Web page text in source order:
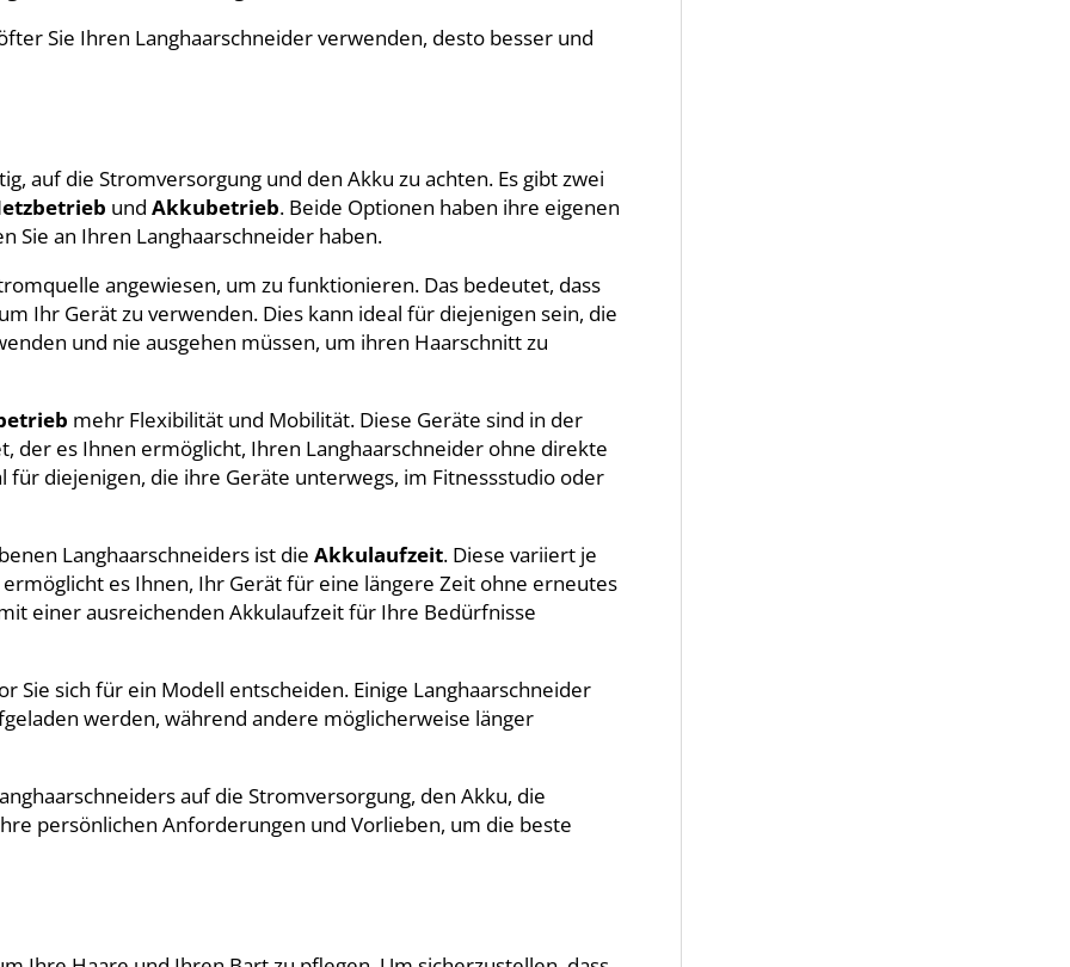
Sie Ihren Langhaarschneider verwenden, desto besser und
auf die Stromversorgung und den Akku zu achten. Es gibt zwei
und Akkubetrieb. Beide Optionen haben ihre eigenen
Sie an Ihren Langhaarschneider haben.
angewiesen, um zu funktionieren. Das bedeutet, dass
Ihr Gerät zu verwenden. Dies kann ideal für diejenigen sein, die
und nie ausgehen müssen, um ihren Haarschnitt zu
mehr Flexibilität und Mobilität. Diese Geräte sind in der
der es Ihnen ermöglicht, Ihren Langhaarschneider ohne direkte
diejenigen, die ihre Geräte unterwegs, im Fitnessstudio oder
Langhaarschneiders ist die Akkulaufzeit. Diese variiert je
es Ihnen, Ihr Gerät für eine längere Zeit ohne erneutes
einer ausreichenden Akkulaufzeit für Ihre Bedürfnisse
Sie sich für ein Modell entscheiden. Einige Langhaarschneider
werden, während andere möglicherweise länger
auf die Stromversorgung, den Akku, die
persönlichen Anforderungen und Vorlieben, um die beste